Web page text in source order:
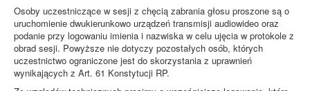
Osoby uczestniczące w sesji z chęcią zabrania głosu proszone są o
uruchomienie dwukierunkowo urządzeń transmisji audiowideo oraz
podanie przy logowaniu imienia i nazwiska w celu ujęcia w protokole z
obrad sesji. Powyższe nie dotyczy pozostałych osób, których
uczestnictwo ograniczone jest do skorzystania z uprawnień
wynikających z Art. 61 Konstytucji RP.